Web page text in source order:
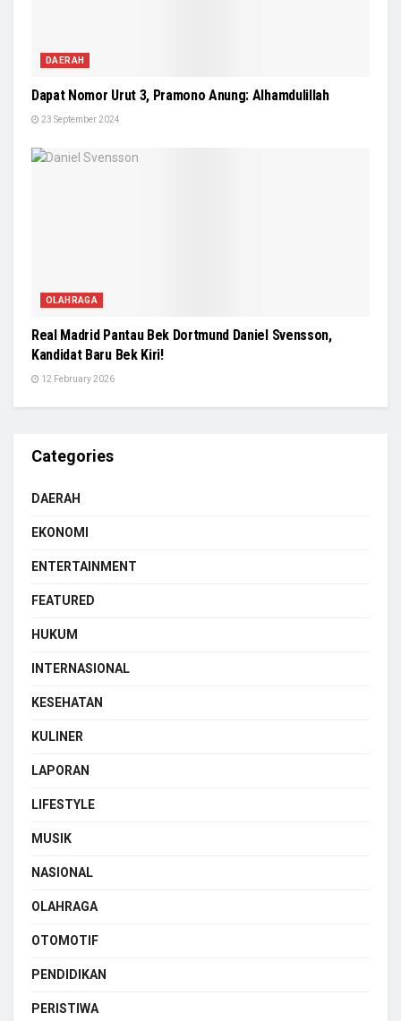
DAERAH
Dapat Nomor Urut 3, Pramono Anung: Alhamdulillah
23 September 2024
OLAHRAGA
Real Madrid Pantau Bek Dortmund Daniel Svensson,
Kandidat Baru Bek Kiri!
12 February 2026
Categories
DAERAH
EKONOMI
ENTERTAINMENT
FEATURED
HUKUM
INTERNASIONAL
KESEHATAN
KULINER
LAPORAN
LIFESTYLE
MUSIK
NASIONAL
OLAHRAGA
OTOMOTIF
PENDIDIKAN
PERISTIWA